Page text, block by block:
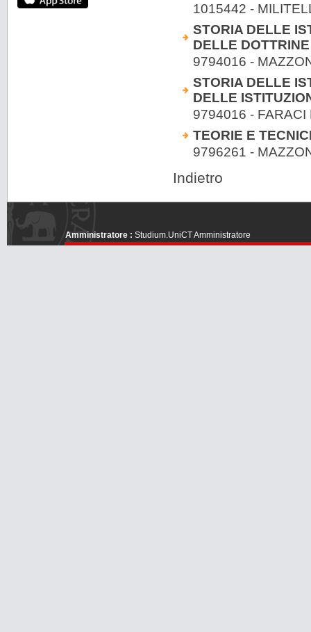
1015442 -
STORIA DELLE
DELLE
9794016 -
STORIA DELLE
DELLE
9794016 -
TEORIE E
9796261 -
Indietro
Amministratore : Studium.UniCT Amministratore